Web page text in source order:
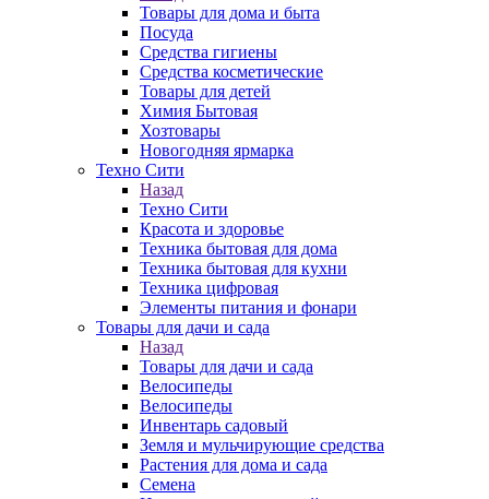
Товары для дома и быта
Посуда
Средства гигиены
Средства косметические
Товары для детей
Химия Бытовая
Хозтовары
Новогодняя ярмарка
Техно Сити
Назад
Техно Сити
Красота и здоровье
Техника бытовая для дома
Техника бытовая для кухни
Техника цифровая
Элементы питания и фонари
Товары для дачи и сада
Назад
Товары для дачи и сада
Велосипеды
Велосипеды
Инвентарь садовый
Земля и мульчирующие средства
Растения для дома и сада
Семена